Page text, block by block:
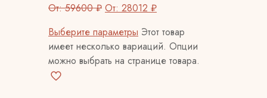
От:59600₽ От: 28012 ₽
Выберите параметры Этот товар
имеет несколько вариаций. Опции
можно выбрать на странице товара.